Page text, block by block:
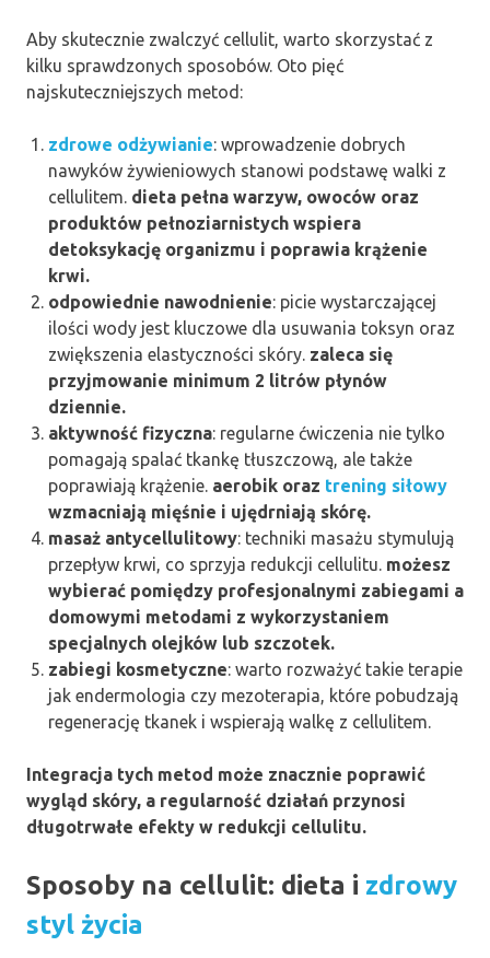
Aby skutecznie zwalczyć cellulit, warto skorzystać z
kilku sprawdzonych sposobów. Oto pięć
najskuteczniejszych metod:
zdrowe odżywianie: wprowadzenie dobrych
nawyków żywieniowych stanowi podstawę walki z
cellulitem. dieta pełna warzyw, owoców oraz
produktów pełnoziarnistych wspiera
detoksykację organizmu i poprawia krążenie
krwi.
odpowiednie nawodnienie: picie wystarczającej
ilości wody jest kluczowe dla usuwania toksyn oraz
zwiększenia elastyczności skóry. zaleca się
przyjmowanie minimum 2 litrów płynów
dziennie.
aktywność fizyczna: regularne ćwiczenia nie tylko
pomagają spalać tkankę tłuszczową, ale także
poprawiają krążenie. aerobik oraz trening siłowy
wzmacniają mięśnie i ujędrniają skórę.
masaż antycellulitowy: techniki masażu stymulują
przepływ krwi, co sprzyja redukcji cellulitu. możesz
wybierać pomiędzy profesjonalnymi zabiegami a
domowymi metodami z wykorzystaniem
specjalnych olejków lub szczotek.
zabiegi kosmetyczne: warto rozważyć takie terapie
jak endermologia czy mezoterapia, które pobudzają
regenerację tkanek i wspierają walkę z cellulitem.
Integracja tych metod może znacznie poprawić
wygląd skóry, a regularność działań przynosi
długotrwałe efekty w redukcji cellulitu.
Sposoby na cellulit: dieta i zdrowy
styl życia